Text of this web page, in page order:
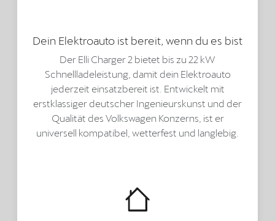
Dein Elektroauto ist bereit, wenn du es bist
Der Elli Charger 2 bietet bis zu 22 kW
Schnellladeleistung, damit dein Elektroauto
jederzeit einsatzbereit ist. Entwickelt mit
erstklassiger deutscher Ingenieurskunst und der
Qualität des Volkswagen Konzerns, ist er
universell kompatibel, wetterfest und langlebig.